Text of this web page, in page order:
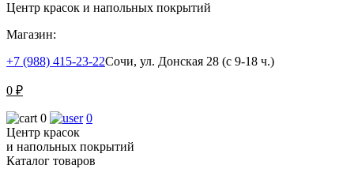
Центр красок и напольных покрытий
Магазин:
+7 (988) 415-23-22Сочи, ул. Донская 28 (с 9-18 ч.)
0 ₽
0
0
Центр красок
и напольных покрытий
Каталог товаров